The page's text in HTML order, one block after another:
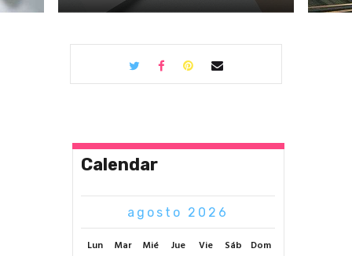
Calendar
agosto 2026
Lun Mar Mié Jue Vie Sáb Dom